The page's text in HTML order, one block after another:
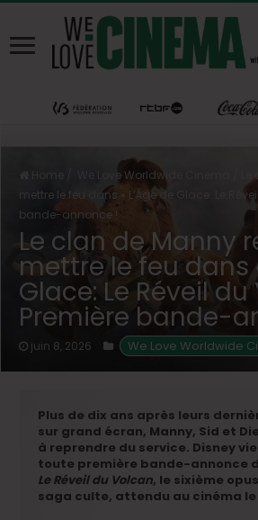
Home We Love Worldwide Cinema
mettre le feu dans « L’Âge de Glace: Le
bande-annonce !
Le clan de Manny
mettre le feu dans
Glace: Le Réveil du
Première bande-
juin 8, 2026 We Love Worldwide
Plus de dix ans après leurs
sur grand écran, Manny, Sid et
à reprendre du service. Disney
toute première bande-annonce
Le Réveil du Volcan, le sixième
saga culte, attendu au cinéma le